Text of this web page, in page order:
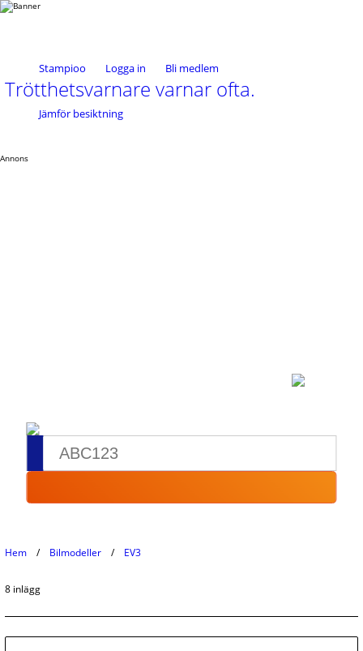
Stampioo Logga in Bli medlem
Jämför besiktning
Trötthetsvarnare varnar ofta.
Annons
Hem Bilmodeller EV3
8 inlägg